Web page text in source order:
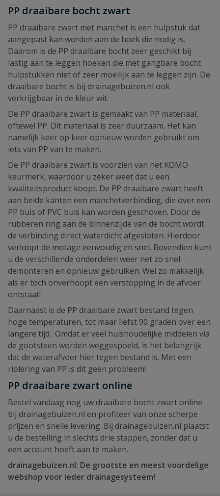
PP draaibare bocht zwart
PP draaibare zwart met manchet is een hulpstuk dat
aangepast kan worden aan de hoek die nodig is.
Daarom is de PP draaibare bocht zeer geschikt bij
lastig aan te leggen hoeken die met gangbare bocht
hulpstukken niet of zeer moeilijk aan te leggen zijn. De
draaibare bocht is bij drainagebuizen.nl ook
verkrijgbaar in de kleur wit.
De PP draaibare zwart is gemaakt van PP materiaal,
oftewel PP. Dit materiaal is zeer duurzaam. Het kan
namelijk keer op keer opnieuw worden gebruikt om
iets van PP van te maken.
De PP draaibare zwart is voorzien van het KOMO
keurmerk, waardoor u zeker weet dat u een
kwaliteitsproduct koopt. De PP draaibare zwart heeft
aan beide kanten een manchetverbinding, die over een
PP buis of PVC buis kan worden geschoven. Door de
rubberen ring aan de binnenzijde van de bocht wordt
de verbinding direct waterdicht afgesloten. Hierdoor
verloopt de motage eenvoudig en snel. Bovendien kunt
u de verschillende onderdelen weer net zo snel
demonteren en opnieuw gebruiken. Wel zo makkelijk
als er toch onverhoopt een verstopping in de afvoer
ontstaat!
Daarnaast is de PP draaibare zwart bestand tegen
hoge temperaturen, tot maar liefst 90 graden over een
langere tijd. Omdat er veel huishoudelijke middelen via
de gootsteen worden weggespoeld, is het belangrijk
dat de waterafvoer hier tegen bestand is. Met een
riolering van PP is dit geen probleem!
PP draaibare zwart online
Bestel vandaag nog uw draaibare bocht zwart online
bij drainagebuizen.nl en profiteer van onze scherpe
prijzen en snelle levering. Bij drainagebuizen.nl plaatst
u de bestelling in slechts drie stappen, zonder dat u
een account hoeft aan te maken.
drainagebuizen.nl: De grootste en meest voordelige
webshop voor ieder drainagesysteem!